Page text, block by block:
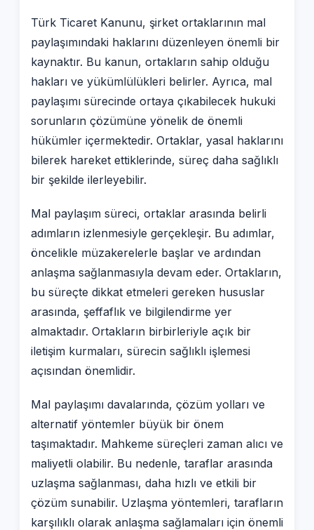
Türk Ticaret Kanunu, şirket ortaklarının mal
paylaşımındaki haklarını düzenleyen önemli bir
kaynaktır. Bu kanun, ortakların sahip olduğu
hakları ve yükümlülükleri belirler. Ayrıca, mal
paylaşımı sürecinde ortaya çıkabilecek hukuki
sorunların çözümüne yönelik de önemli
hükümler içermektedir. Ortaklar, yasal haklarını
bilerek hareket ettiklerinde, süreç daha sağlıklı
bir şekilde ilerleyebilir.
Mal paylaşım süreci, ortaklar arasında belirli
adımların izlenmesiyle gerçekleşir. Bu adımlar,
öncelikle müzakerelerle başlar ve ardından
anlaşma sağlanmasıyla devam eder. Ortakların,
bu süreçte dikkat etmeleri gereken hususlar
arasında, şeffaflık ve bilgilendirme yer
almaktadır. Ortakların birbirleriyle açık bir
iletişim kurmaları, sürecin sağlıklı işlemesi
açısından önemlidir.
Mal paylaşımı davalarında, çözüm yolları ve
alternatif yöntemler büyük bir önem
taşımaktadır. Mahkeme süreçleri zaman alıcı ve
maliyetli olabilir. Bu nedenle, taraflar arasında
uzlaşma sağlanması, daha hızlı ve etkili bir
çözüm sunabilir. Uzlaşma yöntemleri, tarafların
karşılıklı olarak anlaşma sağlamaları için önemli